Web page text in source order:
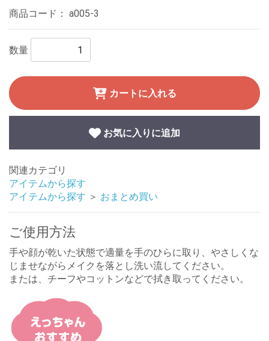
商品コード： a005-3
数量
カートに入れる
お気に入りに追加
関連カテゴリ
アイテムから探す
アイテムから探す ＞ おまとめ買い
ご使用方法
手や顔が乾いた状態で適量を手のひらに取り、やさしくな
じませながらメイクを落とし洗い流してください。
または、チーフやコットンなどで拭き取ってください。